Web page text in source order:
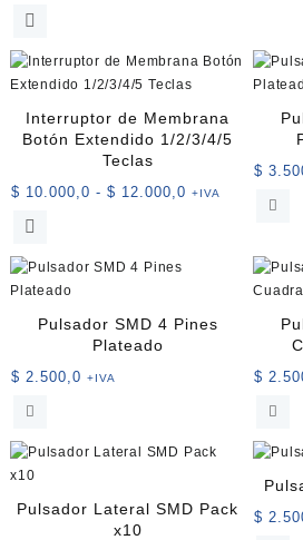
Este
tiene
múltiples
Las
pueden
elegir
la
página
Las
elegir
en
de
Interruptor de Membrana
Botón Extendido 1/2/3/4/5
Teclas
$ 10.000,0 - $ 12.000,0 Rango
$ 10.000,0
$ 12.000,0
+IVA
Este
tiene
múltiples
se
pueden
en
la
página
$
Pulsador SMD 4 Pines
Plateado
$ 2.500,0 +IVA $
Pulsador Lateral SMD Pack
x10
$